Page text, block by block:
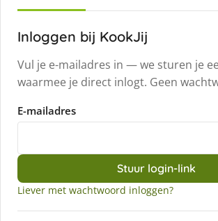
Inloggen bij KookJij
Vul je e-mailadres in — we sturen je
waarmee je direct inlogt. Geen
E-mailadres
Stuur login-link
Liever met wachtwoord inloggen?